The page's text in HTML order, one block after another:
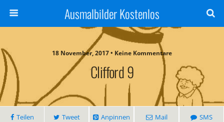
Ausmalbilder Kostenlos
18 November, 2017 • Keine Kommentare
Clifford 9
Teilen Tweet Anpinnen Mail SMS